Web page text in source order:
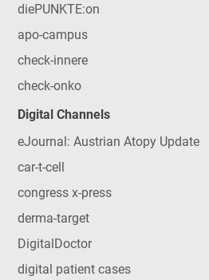
diePUNKTE:on
apo-campus
check-innere
check-onko
Digital Channels
eJournal: Austrian Atopy Update
car-t-cell
congress x-press
derma-target
DigitalDoctor
digital patient cases